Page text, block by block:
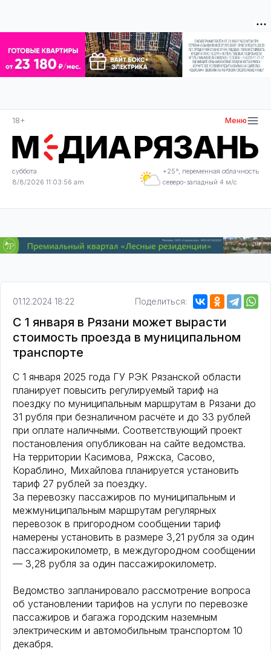
18+ Меню
суббота
8/8/2026 11:03:56 am
+25°, переменная облачность
северо-западный 4 м/с
01.12.2024 18:22 Поделиться:
С 1 января в Рязани может вырасти
стоимость проезда в муниципальном
транспорте
С 1 января 2025 года ГУ РЭК Рязанской области
планирует повысить регулируемый тариф на
поездку по муниципальным маршрутам в Рязани до
31 рубля при безналичном расчёте и до 33 рублей
при оплате наличными. Соответствующий проект
постановления опубликован на сайте ведомства.
На территории Касимова, Ряжска, Сасово,
Кораблино, Михайлова планируется установить
тариф 27 рублей за поездку.
За перевозку пассажиров по муниципальным и
межмуниципальным маршрутам регулярных
перевозок в пригородном сообщении тариф
намерены установить в размере 3,21 рубля за один
пассажирокилометр, в междугородном сообщении
— 3,28 рубля за один пассажирокилометр.
Ведомство запланировало рассмотрение вопроса
об установлении тарифов на услуги по перевозке
пассажиров и багажа городским наземным
электрическим и автомобильным транспортом 10
декабря.